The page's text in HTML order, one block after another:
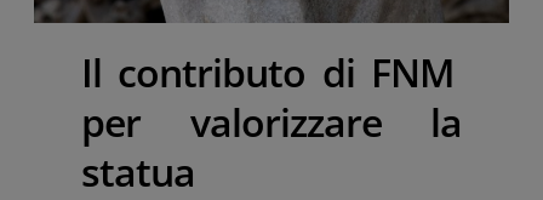
Il contributo di FNM
per valorizzare la
statua